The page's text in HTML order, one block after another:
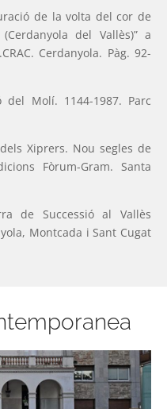
de la volta del cor de
del Vallès)” a
Cerdanyola. Pàg. 92-
Molí. 1144-1987. Parc
Xiprers. Nou segles de
Fòrum-Gram. Santa
de Successió al Vallès
Montcada i Sant Cugat